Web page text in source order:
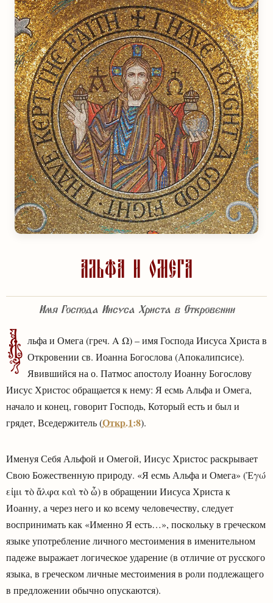
Альфа и Омега
Имя Господа Иисуса Христа в Откровении
А льфа и Омега (греч. Α Ω) – имя Господа Иисуса Христа в
Откровении св. Иоанна Богослова (Апокалипсисе).
Явившийся на о. Патмос апостолу Иоанну Богослову
Иисус Христос обращается к нему: Я есмь Альфа и Омега,
начало и конец, говорит Господь, Который есть и был и
грядет, Вседержитель (Откр.1:8).
Именуя Себя Альфой и Омегой, Иисус Христос раскрывает
Свою Божественную природу. «Я есмь Альфа и Омега» (Ἐγώ
εἰμι τὸ ἄλφα καὶ τὸ ὦ) в обращении Иисуса Христа к
Иоанну, а через него и ко всему человечеству, следует
воспринимать как «Именно Я есть…», поскольку в греческом
языке употребление личного местоимения в именительном
падеже выражает логическое ударение (в отличие от русского
языка, в греческом личные местоимения в роли подлежащего
в предложении обычно опускаются).